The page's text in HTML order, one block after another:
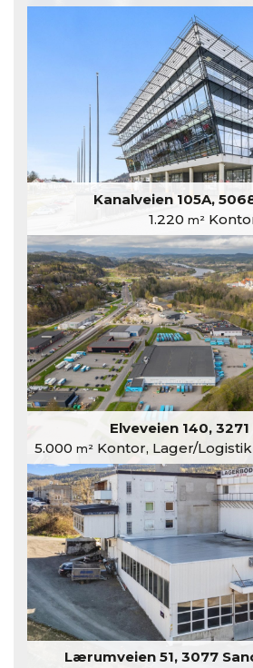
Kanalveien 105A,
1.220 m²
Elveveien 140,
5.000 m²Kontor, Lager/Logistikk,
Lærumveien 51, 3077